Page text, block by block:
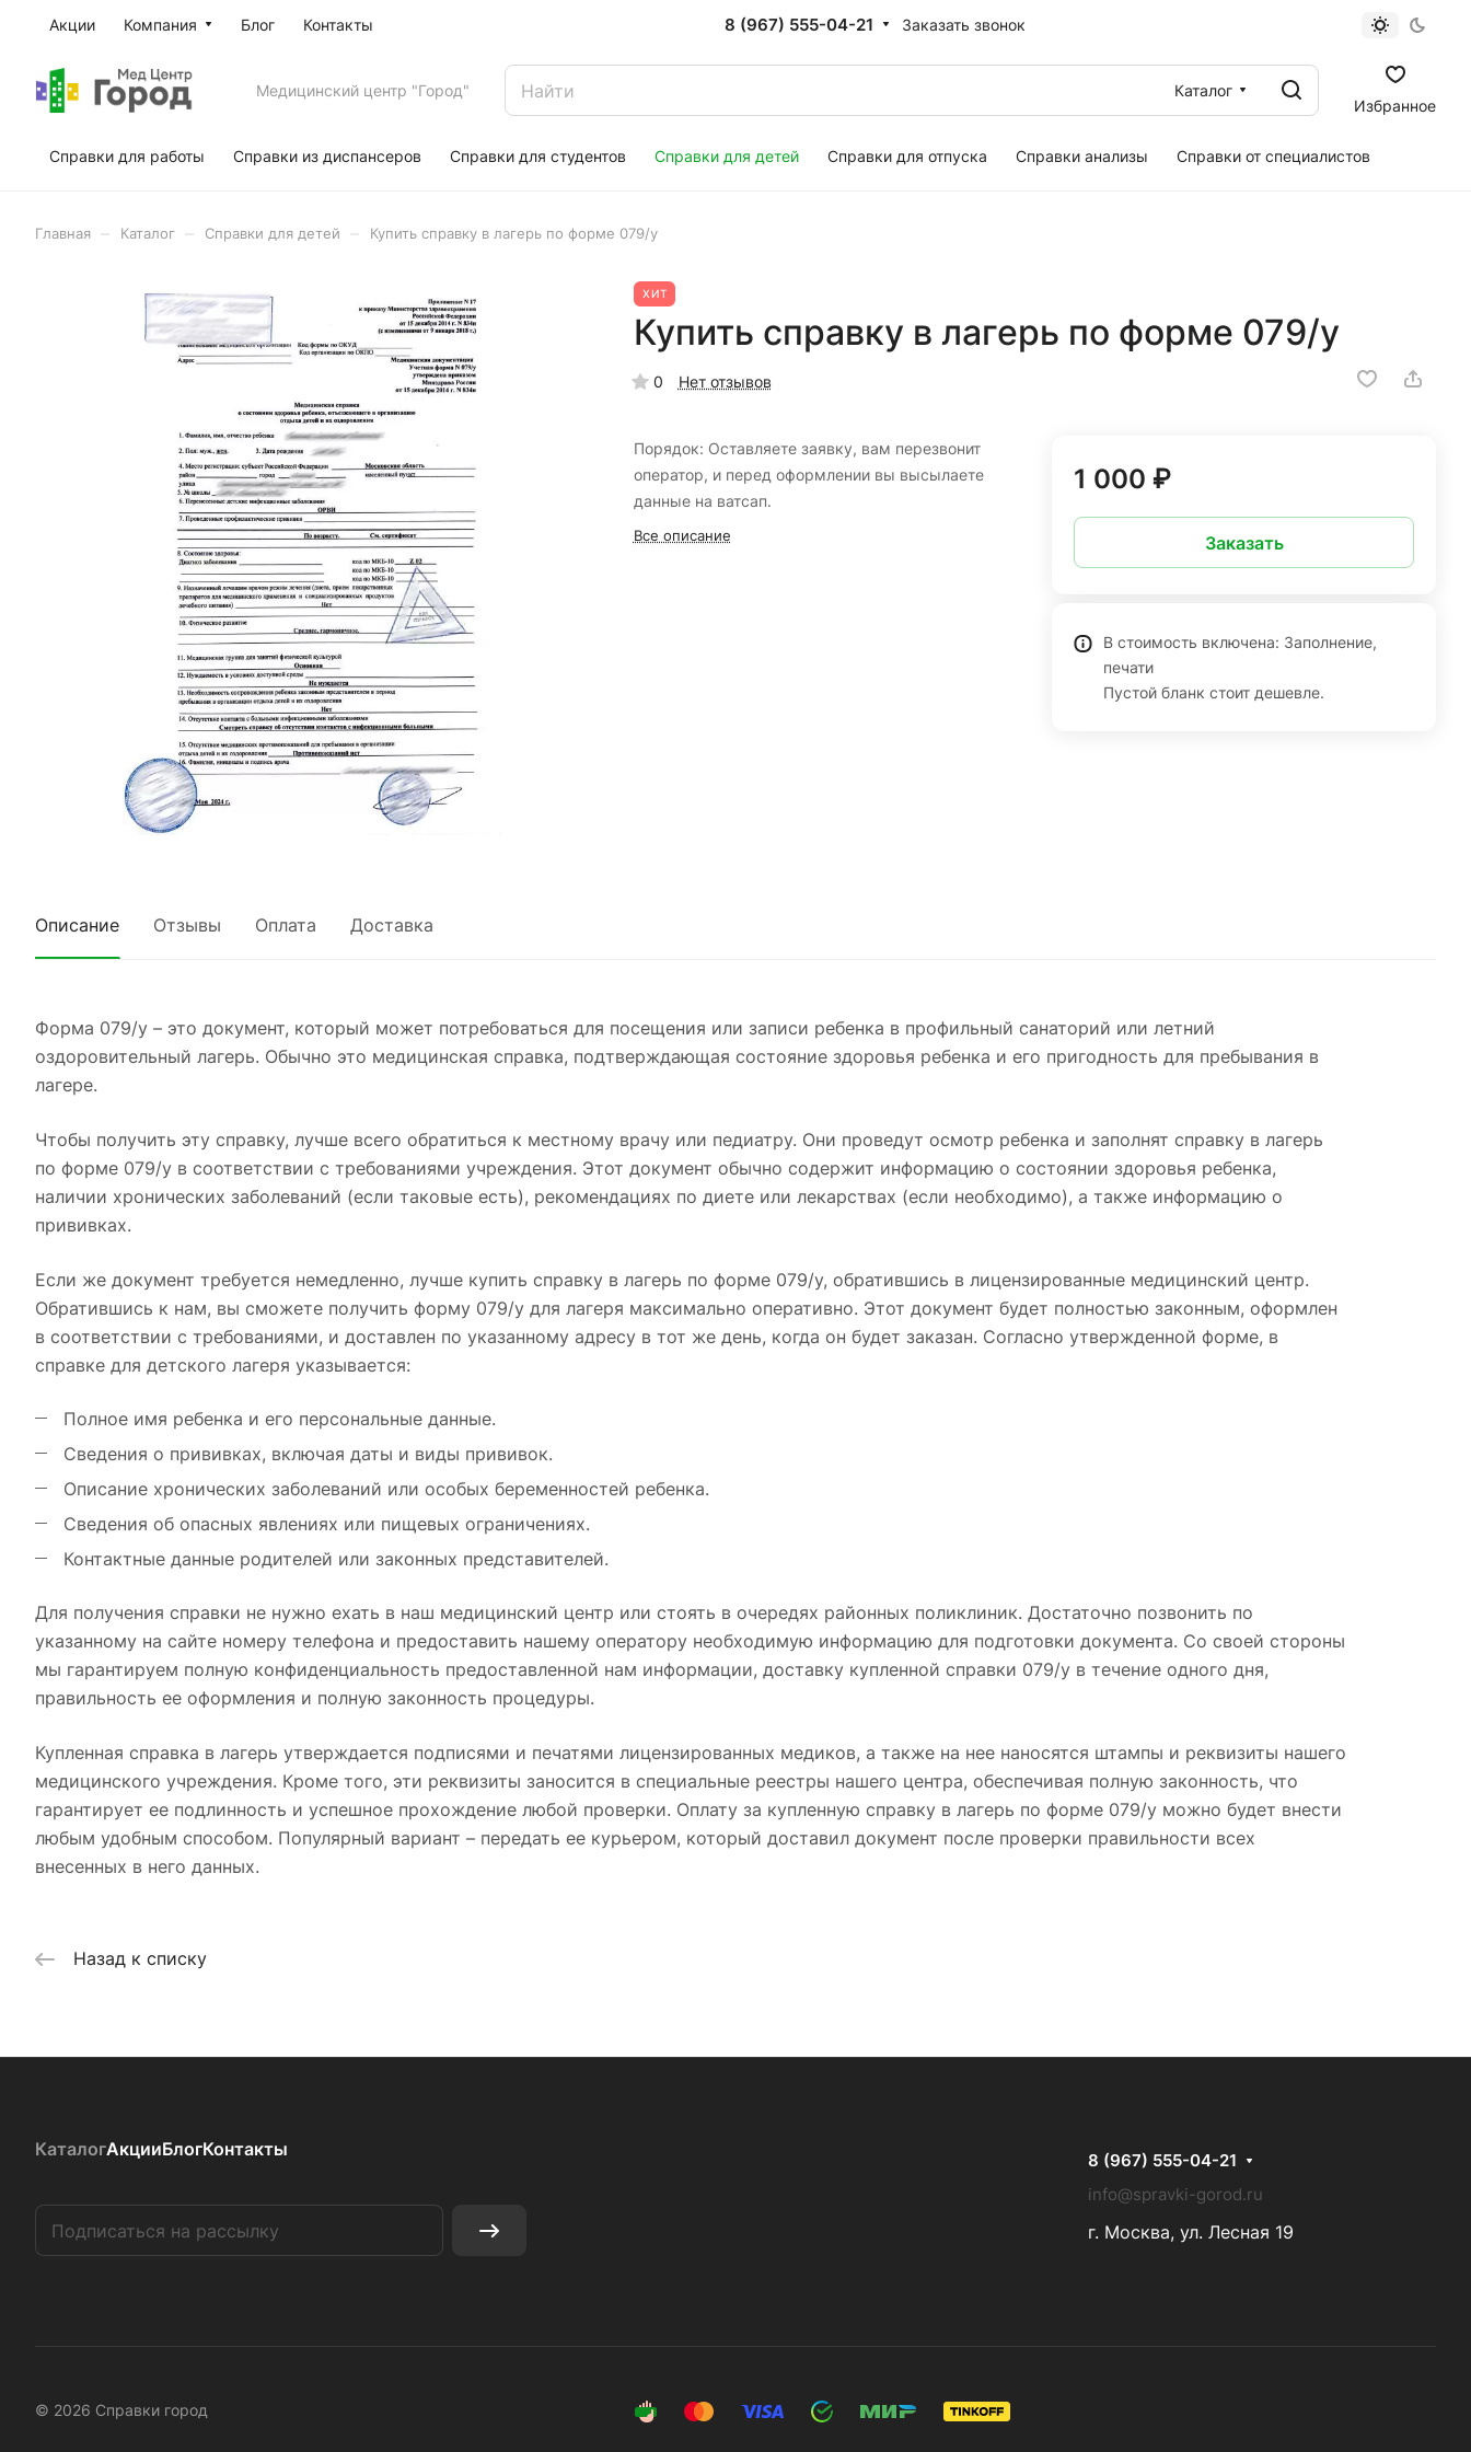
Акции Компания Блог Контакты 8 (967) 555-04-21 Заказать звонок
Медицинский центр "Город"
Каталог
Избранное
Справки для работы Справки из диспансеров Справки для студентов Справки для детей Справки для отпуска Справки анализы Справки от специалистов
Главная Каталог Справки для детей Купить справку в лагерь по форме 079/у
ХИТ
Купить справку в лагерь по форме 079/у
0 Нет отзывов
Порядок: Оставляете заявку, вам перезвонит
оператор, и перед оформлении вы высылаете
данные на ватсап.
Все описание
1 000 ₽
Заказать
В стоимость включена: Заполнение,
печати
Пустой бланк стоит дешевле.
Описание Отзывы Оплата Доставка
Форма 079/у – это документ, который может потребоваться для посещения или записи ребенка в профильный санаторий или летний
оздоровительный лагерь. Обычно это медицинская справка, подтверждающая состояние здоровья ребенка и его пригодность для пребывания в
лагере.
Чтобы получить эту справку, лучше всего обратиться к местному врачу или педиатру. Они проведут осмотр ребенка и заполнят справку в лагерь
по форме 079/у в соответствии с требованиями учреждения. Этот документ обычно содержит информацию о состоянии здоровья ребенка,
наличии хронических заболеваний (если таковые есть), рекомендациях по диете или лекарствах (если необходимо), а также информацию о
прививках.
Если же документ требуется немедленно, лучше купить справку в лагерь по форме 079/у, обратившись в лицензированные медицинский центр.
Обратившись к нам, вы сможете получить форму 079/у для лагеря максимально оперативно. Этот документ будет полностью законным, оформлен
в соответствии с требованиями, и доставлен по указанному адресу в тот же день, когда он будет заказан. Согласно утвержденной форме, в
справке для детского лагеря указывается:
Полное имя ребенка и его персональные данные.
Сведения о прививках, включая даты и виды прививок.
Описание хронических заболеваний или особых беременностей ребенка.
Сведения об опасных явлениях или пищевых ограничениях.
Контактные данные родителей или законных представителей.
Для получения справки не нужно ехать в наш медицинский центр или стоять в очередях районных поликлиник. Достаточно позвонить по
указанному на сайте номеру телефона и предоставить нашему оператору необходимую информацию для подготовки документа. Со своей стороны
мы гарантируем полную конфиденциальность предоставленной нам информации, доставку купленной справки 079/у в течение одного дня,
правильность ее оформления и полную законность процедуры.
Купленная справка в лагерь утверждается подписями и печатями лицензированных медиков, а также на нее наносятся штампы и реквизиты нашего
медицинского учреждения. Кроме того, эти реквизиты заносится в специальные реестры нашего центра, обеспечивая полную законность, что
гарантирует ее подлинность и успешное прохождение любой проверки. Оплату за купленную справку в лагерь по форме 079/у можно будет внести
любым удобным способом. Популярный вариант – передать ее курьером, который доставил документ после проверки правильности всех
внесенных в него данных.
Назад к списку
КаталогАкцииБлогКонтакты
8 (967) 555-04-21
info@spravki-gorod.ru
г. Москва, ул. Лесная 19
© 2026 Справки город